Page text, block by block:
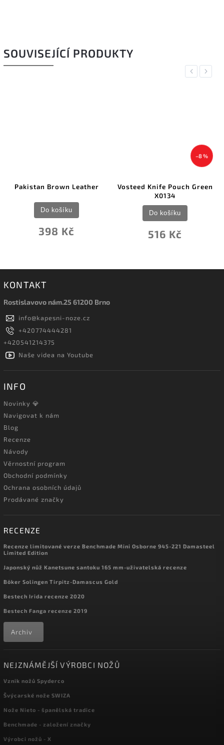
SOUVISEJÍCÍ PRODUKTY
Previous
Pakistan Brown Leather
398 Kč
Do košíku
–8 %
Vosteed Knife Pouch Green
X0134
516 Kč
Do košíku
Next
KONTAKT
Rostislavovo nám.25 61200 Brno
info@kapesni-noze.cz
+420774444281
+420541214375
Naše videa na Youtube
INFO
Novinky 💎
Navigovat k nám
Blog
Recenze
Návody
Věrnostní program
Obchodní podmínky
Ochrana osobních údajů
Prodávané značky
RECENZE
Recenze limitované verze Benchmade Mini Osborne 945-221 Damasteel
Limited Edition
Japonský nůž Kanetsune santoku 165 mm-uživatelská recenze
Böker Solingen Tirpitz-Damascus Gold
Bestech Irida recenze 2020
Bestech Fanga recenze 2019
Archiv
NEJZNÁMĚJŠÍ VÝROBCI NOŽŮ
Vznik nožů Spyderco
Švýcarské nože SWIZA
Nože Nieto - španělská tradice
Benchmade - založení značky
Výrobci nožů - X